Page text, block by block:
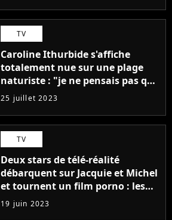
TV
Caroline Ithurbide s'affiche
totalement nue sur une plage
naturiste : "je ne pensais pas que
j'arriverais à le faire..."
25 juillet 2023
TV
Deux stars de télé-réalité
débarquent sur Jacquie et Michel
et tournent un film porno : les
premières images du tournage
(exclu)
19 juin 2023